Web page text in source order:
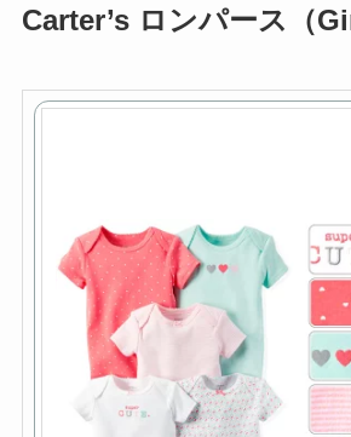
Carter’s ロンパース（